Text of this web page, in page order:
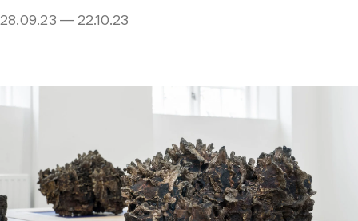
28.09.23 — 22.10.23